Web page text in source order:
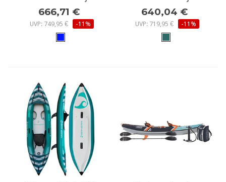
666,71 €
UVP: 749,95 € -11%
640,04 €
UVP: 719,95 € -11%